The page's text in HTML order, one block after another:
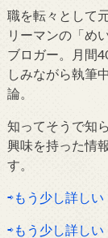
職を転々として
リーマンの「め
ブロガー。月間
しみながら執筆
論。
知ってそうで知
興味を持った情
す。
⇨もう少し詳し
⇨もう少し詳し